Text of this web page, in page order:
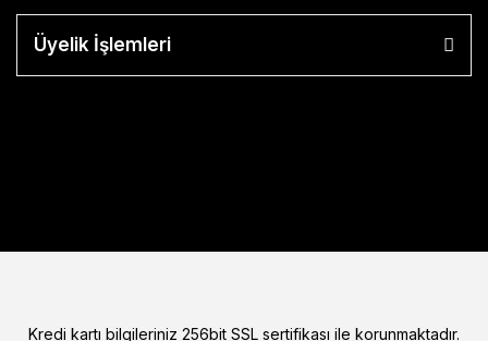
Üyelik İşlemleri
Kredi kartı bilgileriniz 256bit SSL sertifikası ile korunmaktadır.